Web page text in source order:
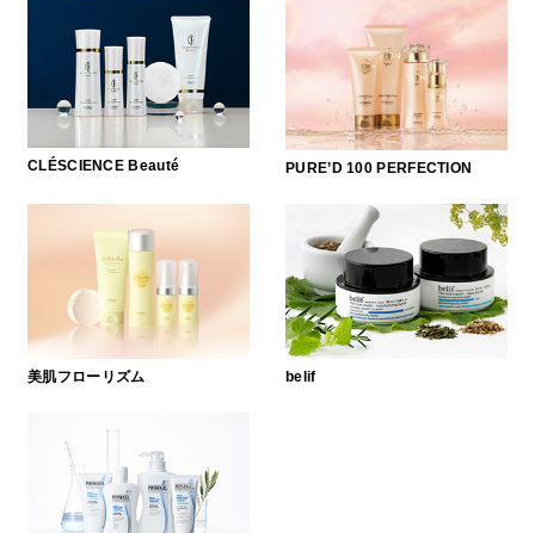
CLÉSCIENCE Beauté PURE’D 100 PERFECTION
美肌フローリズム belif